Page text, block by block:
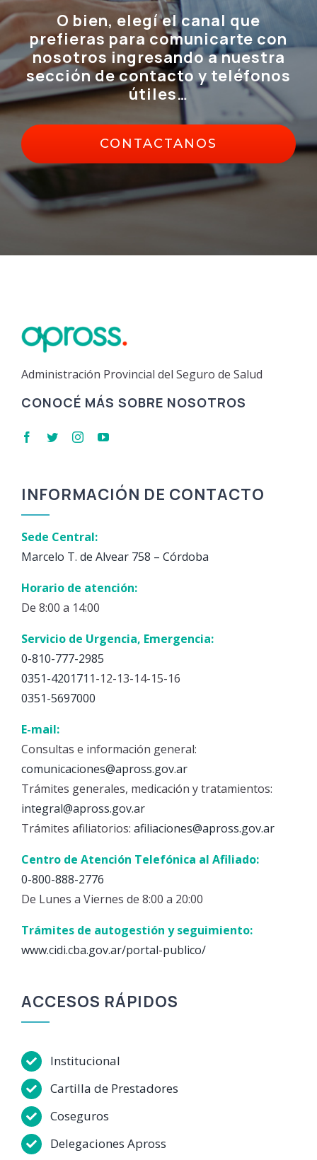
O bien, elegí el canal que
prefieras para comunicarte con
nosotros ingresando a nuestra
sección de contacto y teléfonos
útiles…
CONTACTANOS
Administración Provincial del Seguro de Salud
CONOCÉ MÁS SOBRE NOSOTROS
INFORMACIÓN DE CONTACTO
Sede Central:
Marcelo T. de Alvear 758 – Córdoba
Horario de atención:
De 8:00 a 14:00
Servicio de Urgencia, Emergencia:
0-810-777-2985
0351-4201711-12-13-14-15-16
0351-5697000
E-mail:
Consultas e información general:
comunicaciones@apross.gov.ar
Trámites generales, medicación y tratamientos:
integral@apross.gov.ar
Trámites afiliatorios: afiliaciones@apross.gov.ar
Centro de Atención Telefónica al Afiliado:
0-800-888-2776
De Lunes a Viernes de 8:00 a 20:00
Trámites de autogestión y seguimiento:
www.cidi.cba.gov.ar/portal-publico/
ACCESOS RÁPIDOS
Institucional
Cartilla de Prestadores
Coseguros
Delegaciones Apross